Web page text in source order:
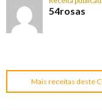
54rosas
Mais receitas deste